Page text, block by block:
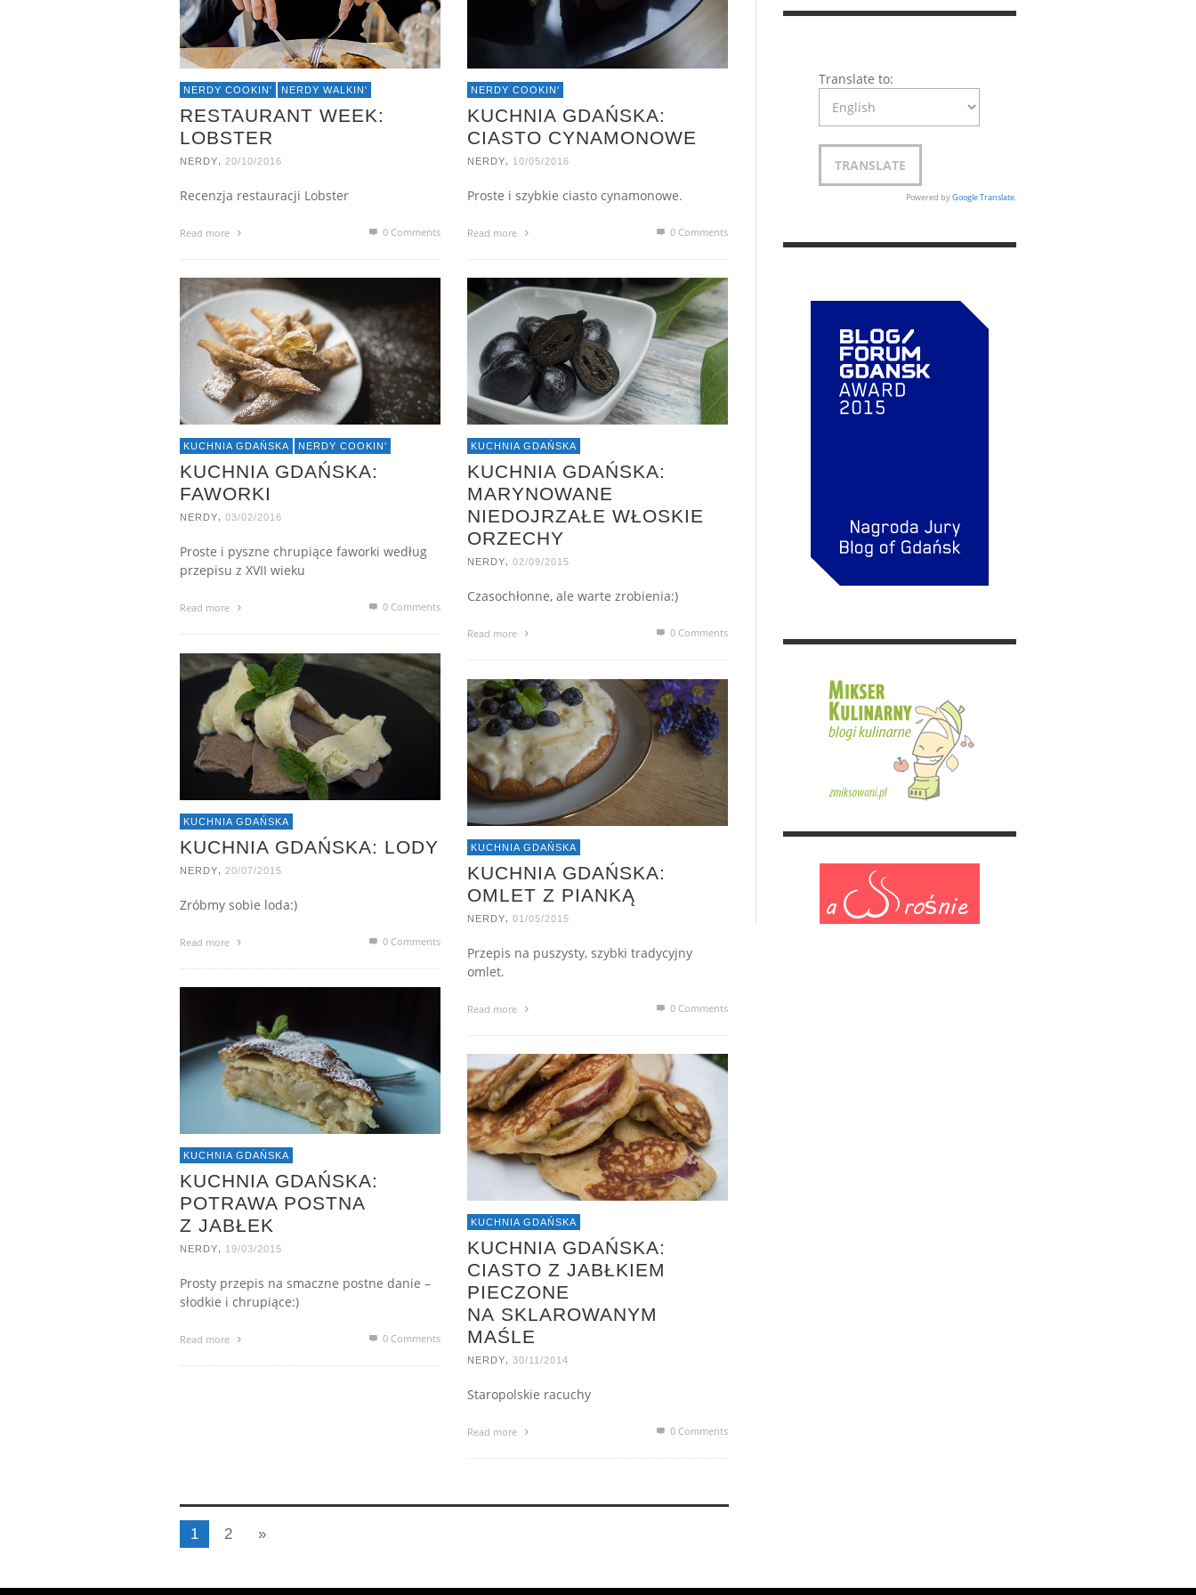
NERDY COOKIN' NERDY WALKIN'
RESTAURANT WEEK:
LOBSTER
NERDY 20/10/2016
Recenzja restauracji Lobster
Read more 0 Comments
NERDY COOKIN'
KUCHNIA GDAŃSKA:
CIASTO CYNAMONOWE
NERDY 10/05/2016
Proste i szybkie ciasto cynamonowe.
Read more 0 Comments
KUCHNIA GDAŃSKA NERDY COOKIN'
KUCHNIA GDAŃSKA:
FAWORKI
NERDY 03/02/2016
Proste i pyszne chrupiące faworki według
przepisu z XVII wieku
Read more 0 Comments
KUCHNIA GDAŃSKA
KUCHNIA GDAŃSKA:
MARYNOWANE
NIEDOJRZAŁE WŁOSKIE
ORZECHY
NERDY 02/09/2015
Czasochłonne, ale warte zrobienia:)
Read more 0 Comments
KUCHNIA GDAŃSKA
KUCHNIA GDAŃSKA: LODY
NERDY 20/07/2015
Zróbmy sobie loda:)
Read more 0 Comments
KUCHNIA GDAŃSKA
KUCHNIA GDAŃSKA:
OMLET Z PIANKĄ
NERDY 01/05/2015
Przepis na puszysty, szybki tradycyjny
omlet.
Read more 0 Comments
KUCHNIA GDAŃSKA
KUCHNIA GDAŃSKA:
POTRAWA POSTNA
Z JABŁEK
NERDY 19/03/2015
Prosty przepis na smaczne postne danie –
słodkie i chrupiące:)
Read more 0 Comments
KUCHNIA GDAŃSKA
KUCHNIA GDAŃSKA:
CIASTO Z JABŁKIEM
PIECZONE
NA SKLAROWANYM
MAŚLE
NERDY 30/11/2014
Staropolskie racuchy
Read more 0 Comments
1 2 »
Translate to:
Powered byGoogle Translate.